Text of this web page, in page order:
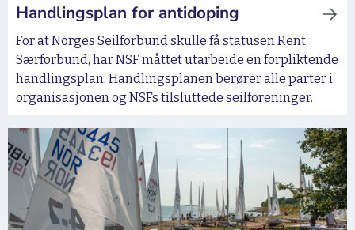
Handlingsplan for antidoping
For at Norges Seilforbund skulle få statusen Rent
Særforbund, har NSF måttet utarbeide en forpliktende
handlingsplan. Handlingsplanen berører alle parter i
organisasjonen og NSFs tilsluttede seilforeninger.